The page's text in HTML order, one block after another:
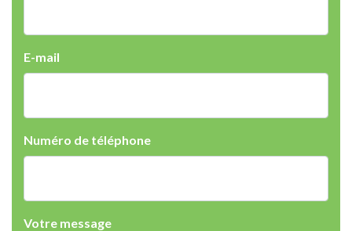
E-mail
Numéro de téléphone
Votre message